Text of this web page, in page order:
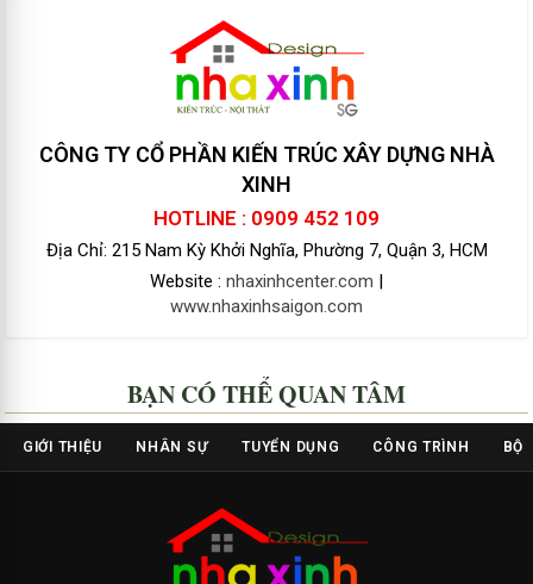
CÔNG TY CỔ PHẦN KIẾN TRÚC XÂY DỰNG NHÀ
XINH
HOTLINE : 0909 452 109
Địa Chỉ: 215 Nam Kỳ Khởi Nghĩa, Phường 7, Quận 3, HCM
Website : nhaxinhcenter.com |
www.nhaxinhsaigon.com
BẠN CÓ THỂ QUAN TÂM
GIỚI THIỆU NHÂN SỰ TUYỂN DỤNG CÔNG TRÌNH BỘ